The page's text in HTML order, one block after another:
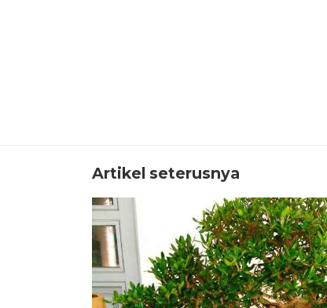
Artikel seterusnya